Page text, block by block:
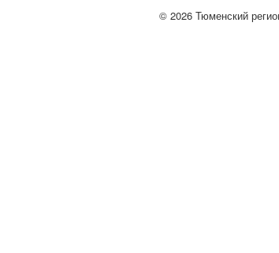
© 2026 Тюменский